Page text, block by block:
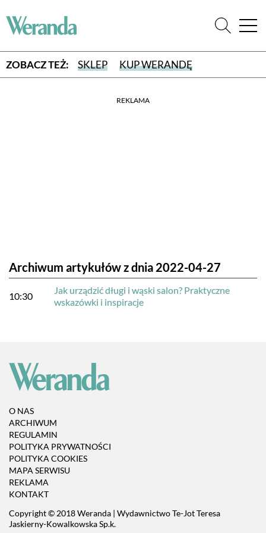
ZOBACZ TEŻ: SKLEP KUP WERANDĘ
REKLAMA
Archiwum artykułów z dnia 2022-04-27
10:30
Jak urządzić długi i wąski salon? Praktyczne
wskazówki i inspiracje
O NAS
ARCHIWUM
REGULAMIN
POLITYKA PRYWATNOŚCI
POLITYKA COOKIES
MAPA SERWISU
REKLAMA
KONTAKT
Copyright © 2018 Weranda | Wydawnictwo Te-Jot Teresa
Jaskierny-Kowalkowska Sp.k.